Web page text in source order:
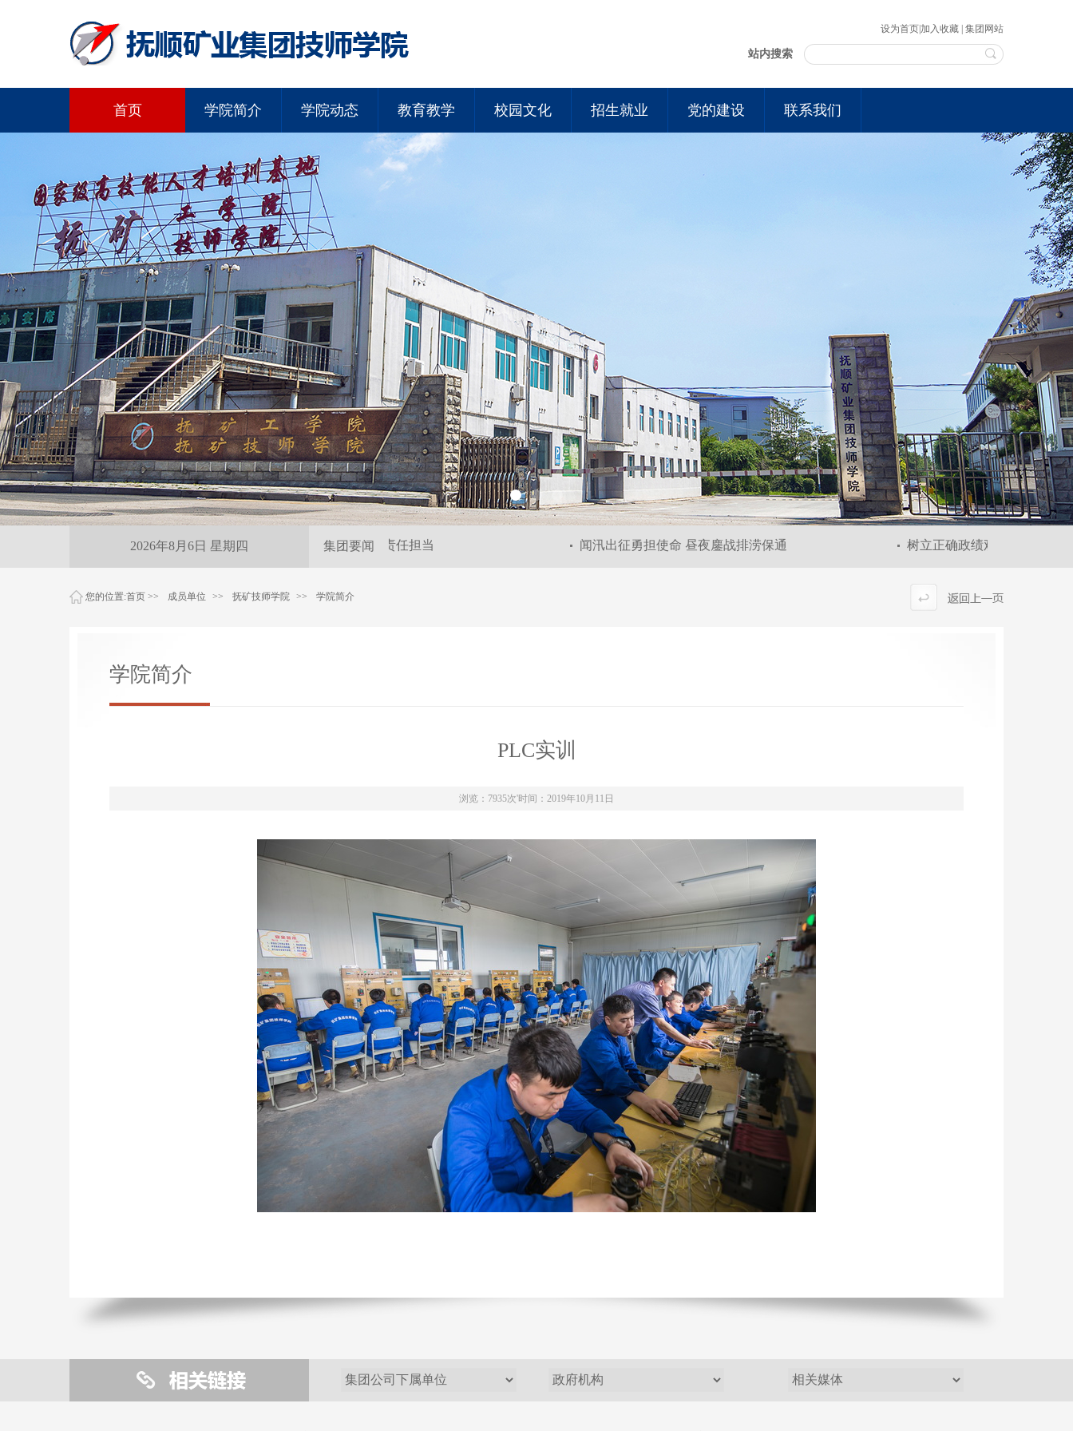
设为首页 加入收藏 集团网站
站内搜索
首页 学院简介 学院动态 教育教学 校园文化 招生就业 党的建设 联系我们
2026年8月6日 星期四 集团要闻
雨夜紧急保供 尽显抚矿责任担当 闻汛出征勇担使命 昼夜鏖战排涝保通
您的位置:首页 >> 成员单位 >> 抚矿技师学院 >> 学院简介
学院简介
PLC实训
浏览：7935次'时间：2019年10月11日